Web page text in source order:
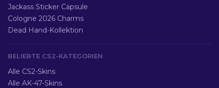
Jackass Sticker Capsule
Cologne 2026 Charms
Dead Hand-Kollektion
BELIEBTE CS2-KATEGORIEN
Alle CS2-Skins
Alle AK-47-Skins